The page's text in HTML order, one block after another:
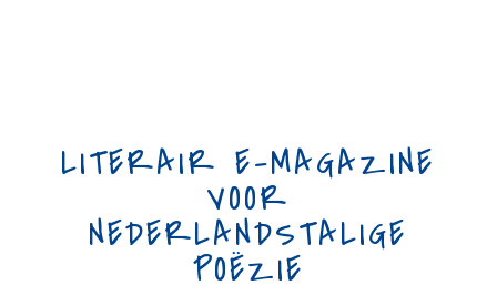
LITERAIR E-MAGAZINE
VOOR
NEDERLANDSTALIGE
POËZIE